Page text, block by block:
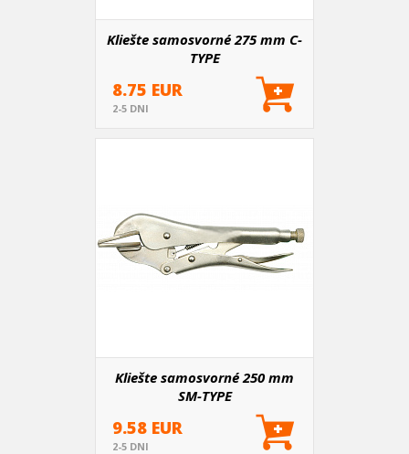
Kliešte samosvorné 275 mm C-
TYPE
8.75 EUR
2-5 DNI
Kliešte samosvorné 250 mm
SM-TYPE
9.58 EUR
2-5 DNI